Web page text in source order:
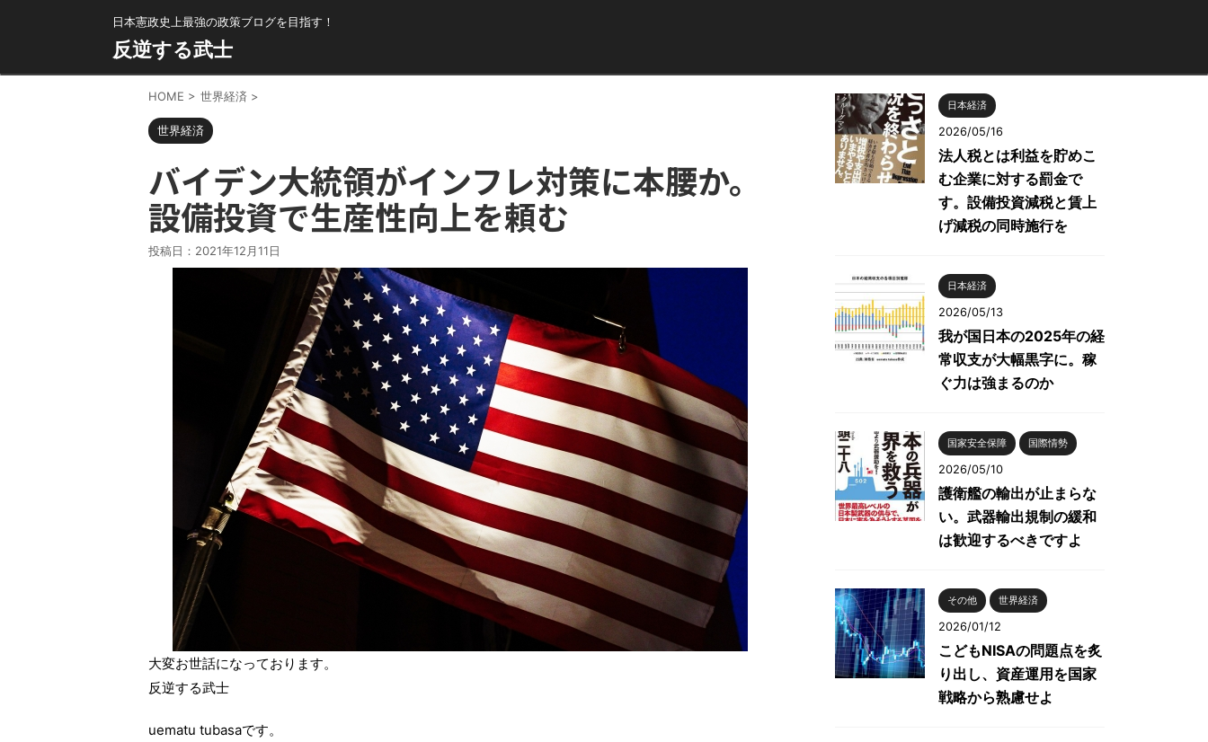
日本憲政史上最強の政策ブログを目指す！
反逆する武士
HOME > 世界経済 >
世界経済
バイデン大統領がインフレ対策に本腰か。
設備投資で生産性向上を頼む
投稿日： 2021年12月11日
大変お世話になっております。
反逆する武士
uematu tubasaです。
日本経済
2026/05/16
法人税とは利益を貯めこ
む企業に対する罰金で
す。設備投資減税と賃上
げ減税の同時施行を
日本経済
2026/05/13
我が国日本の2025年の経
常収支が大幅黒字に。稼
ぐ力は強まるのか
国家安全保障 国際情勢
2026/05/10
護衛艦の輸出が止まらな
い。武器輸出規制の緩和
は歓迎するべきですよ
その他 世界経済
2026/01/12
こどもNISAの問題点を炙
り出し、資産運用を国家
戦略から熟慮せよ